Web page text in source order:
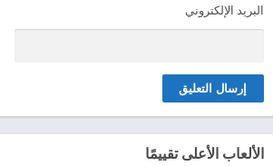
البريد الإلكتروني
الألعاب الأعلى تقييمًا